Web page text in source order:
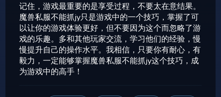
记住，游戏最重要的是享受过程，不要太在意结果。
魔兽私服不能抓jy只是游戏中的一个技巧，掌握了可
以让你的游戏体验更好，但不要因为这个而忽略了游
戏的乐趣。多和其他玩家交流，学习他们的经验，慢
慢提升自己的操作水平。我相信，只要你有耐心，有
毅力，一定能够掌握魔兽私服不能抓jy这个技巧，成
为游戏中的高手！